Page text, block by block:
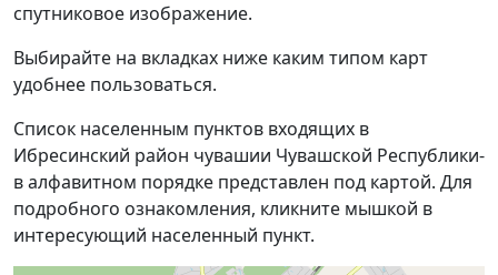
спутниковое изображение.
Выбирайте на вкладках ниже каким типом карт
удобнее пользоваться.
Список населенным пунктов входящих в
Ибресинский район чувашии Чувашской Республики-
в алфавитном порядке представлен под картой. Для
подробного ознакомления, кликните мышкой в
интересующий населенный пункт.